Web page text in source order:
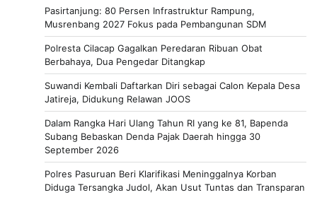
Pasirtanjung: 80 Persen Infrastruktur Rampung,
Musrenbang 2027 Fokus pada Pembangunan SDM
Polresta Cilacap Gagalkan Peredaran Ribuan Obat
Berbahaya, Dua Pengedar Ditangkap
Suwandi Kembali Daftarkan Diri sebagai Calon Kepala Desa
Jatireja, Didukung Relawan JOOS
Dalam Rangka Hari Ulang Tahun RI yang ke 81, Bapenda
Subang Bebaskan Denda Pajak Daerah hingga 30
September 2026
Polres Pasuruan Beri Klarifikasi Meninggalnya Korban
Diduga Tersangka Judol, Akan Usut Tuntas dan Transparan